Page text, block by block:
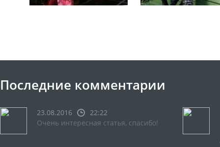
Последние комментарии
23.08.2016
22:22
Очень интересная статья, спасибо!